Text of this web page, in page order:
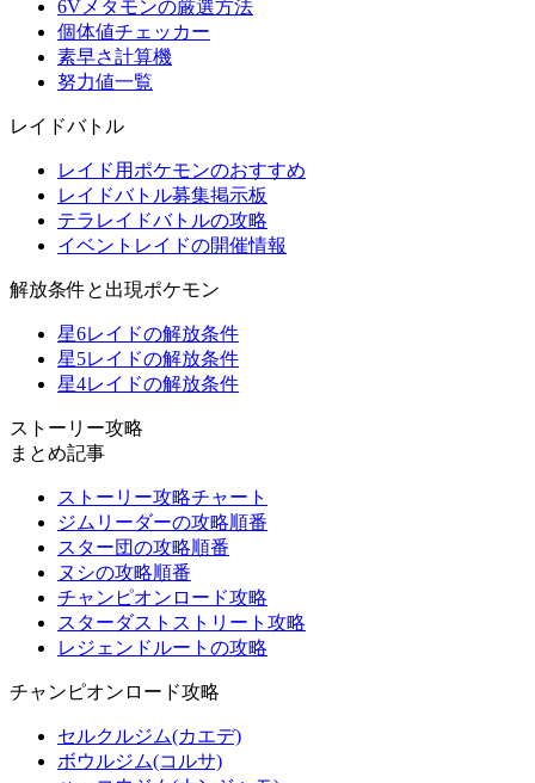
6Vメタモンの厳選方法
個体値チェッカー
素早さ計算機
努力値一覧
レイドバトル
レイド用ポケモンのおすすめ
レイドバトル募集掲示板
テラレイドバトルの攻略
イベントレイドの開催情報
解放条件と出現ポケモン
星6レイドの解放条件
星5レイドの解放条件
星4レイドの解放条件
ストーリー攻略
まとめ記事
ストーリー攻略チャート
ジムリーダーの攻略順番
スター団の攻略順番
ヌシの攻略順番
チャンピオンロード攻略
スターダストストリート攻略
レジェンドルートの攻略
チャンピオンロード攻略
セルクルジム(カエデ)
ボウルジム(コルサ)